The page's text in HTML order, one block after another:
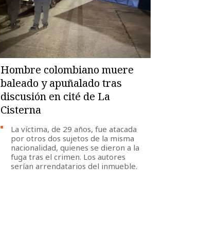
Hombre colombiano muere
baleado y apuñalado tras
discusión en cité de La
Cisterna
La víctima, de 29 años, fue atacada
por otros dos sujetos de la misma
nacionalidad, quienes se dieron a la
fuga tras el crimen. Los autores
serían arrendatarios del inmueble.